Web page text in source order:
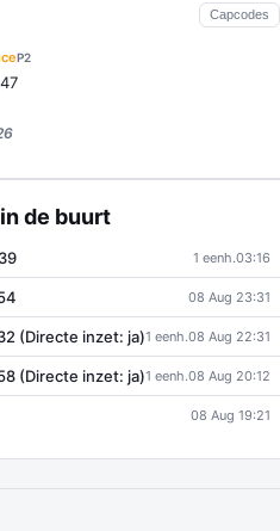
Capcodes
P2
de buurt
1 eenh.03:16
08 Aug 23:31
(Directe inzet: ja)1 eenh.08 Aug 22:31
(Directe inzet: ja)1 eenh.08 Aug 20:12
08 Aug 19:21